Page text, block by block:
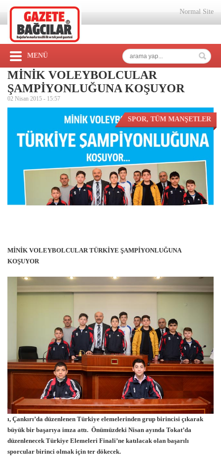
Normal Site
MENÜ
MİNİK VOLEYBOLCULAR
ŞAMPİYONLUĞUNA KOŞUYOR
02 Nisan 2015 - 15:57
SPOR, TÜM MANŞETLER
MİNİK VOLEYBOLCULAR TÜRKİYE ŞAMPİYONLUĞUNA
KOŞUYOR
ı, Çankırı’da düzenlenen Türkiye elemelerinden grup birincisi çıkarak
büyük bir başarıya imza attı. Önümüzdeki Nisan ayında Tokat’da
düzenlenecek Türkiye Elemeleri Finali’ne katılacak olan başarılı
sporcular birinci olmak için ter dökecek.